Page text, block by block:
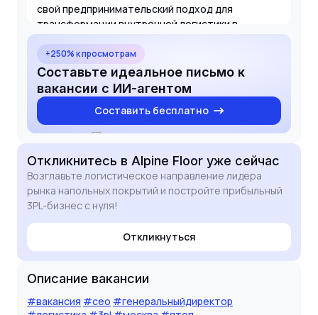
свой предпринимательский подход для
трансформации внутренней логистики в
высокоприбыльный бизнес. Я готов взять на себя
ответственность за материальный учет,
управление командой более 70 человек и
достижение амбициозных финансовых
показателей. Краткое описание структуры
моего управления в последние годы, включая
площади складов и объемы SKU, прилагаю к
+250% к просмотрам
Составьте идеальное письмо к
вакансии с ИИ-агентом
Составить бесплатно
Откликнитесь в Alpine Floor уже сейчас
Возглавьте логистическое направление лидера
рынка напольных покрытий и постройте прибыльный
3PL-бизнес с нуля!
Откликнуться
Описание вакансии
#вакансия #ceo #генеральныйдиректор